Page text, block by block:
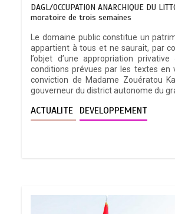
DAGL/OCCUPATION ANARCHIQUE DU
moratoire de trois semaines
Le domaine public constitue un
appartient à tous et ne saurait, par
l’objet d’une appropriation
conditions prévues par les textes en
conviction de Madame Zouératou
gouverneur du district autonome du
ACTUALITE DEVELOPPEMENT